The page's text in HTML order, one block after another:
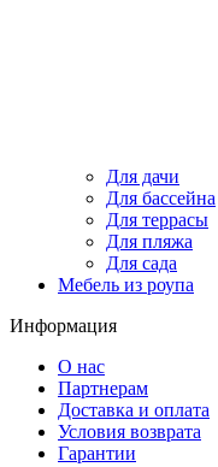
Для дачи
Для бассейна
Для террасы
Для пляжа
Для сада
Мебель из роупа
Информация
О нас
Партнерам
Доставка и оплата
Условия возврата
Гарантии